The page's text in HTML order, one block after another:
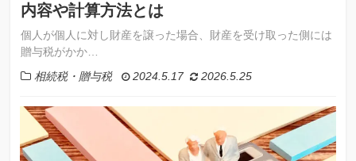
内容や計算方法とは
個人が個人に対し財産を譲った場合、財産を受け取った側には
贈与税がかか…
2024.5.17
2026.5.25
相続税・贈与税